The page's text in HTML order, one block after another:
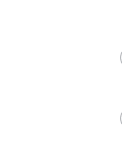
και
στο
στην οποία